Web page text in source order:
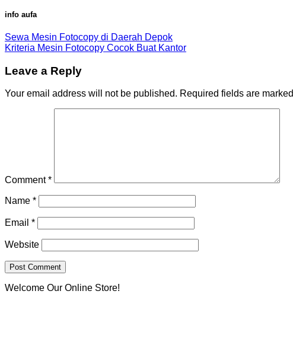
info aufa
Sewa Mesin Fotocopy di Daerah Depok
Kriteria Mesin Fotocopy Cocok Buat Kantor
Leave a Reply
Your email address will not be published. Required fields are marked
Comment*
Name *
Email *
Website
Welcome Our Online Store!